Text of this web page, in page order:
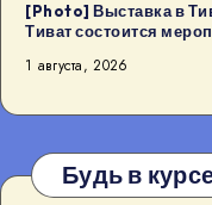
[Photo] Выставка в
Тиват состоится
1 августа, 2026
Будь в